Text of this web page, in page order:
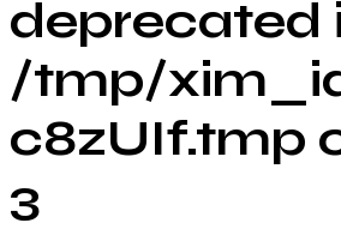
deprecated
/tmp/
c8zUIf.tmp
3